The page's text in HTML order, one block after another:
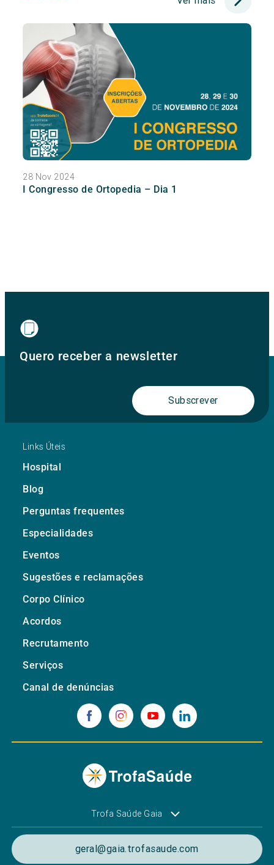
28 Nov 2024
I Congresso de Ortopedia – Dia 1
Quero receber a newsletter
Subscrever
Links Úteis
Hospital
Blog
Perguntas frequentes
Especialidades
Eventos
Sugestões e reclamações
Corpo Clínico
Acordos
Recrutamento
Serviços
Canal de denúncias
Trofa Saúde Gaia
geral@gaia.trofasaude.com